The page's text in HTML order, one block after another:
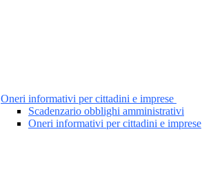
Oneri informativi per cittadini e imprese
Scadenzario obblighi amministrativi
Oneri informativi per cittadini e imprese